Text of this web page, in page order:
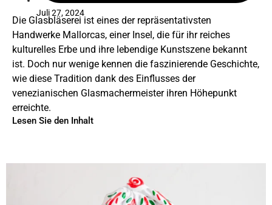
Juli 27, 2024
Die Glasbläserei ist eines der repräsentativsten
Handwerke Mallorcas, einer Insel, die für ihr reiches
kulturelles Erbe und ihre lebendige Kunstszene bekannt
ist. Doch nur wenige kennen die faszinierende Geschichte,
wie diese Tradition dank des Einflusses der
venezianischen Glasmachermeister ihren Höhepunkt
erreichte.
Lesen Sie den Inhalt